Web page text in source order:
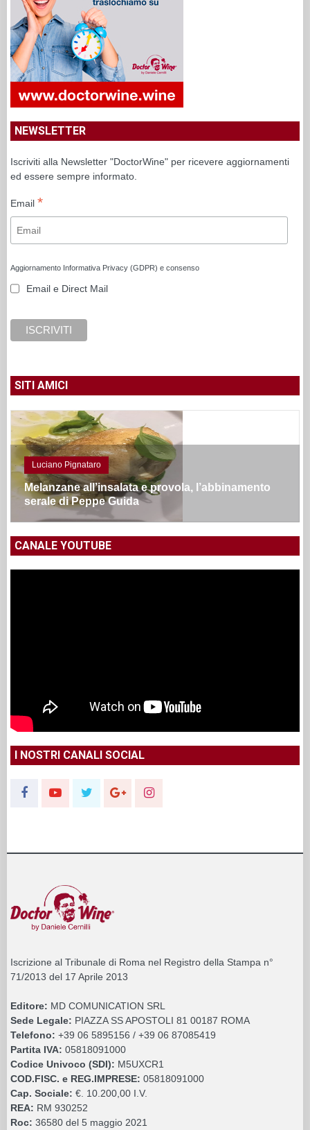
NEWSLETTER
Iscriviti alla Newsletter "DoctorWine" per ricevere aggiornamenti
ed essere sempre informato.
Email *
Aggiornamento Informativa Privacy (GDPR) e consenso
Email e Direct Mail
SITI AMICI
Luciano Pignataro
Melanzane all’insalata e provola, l’abbinamento
serale di Peppe Guida
CANALE YOUTUBE
I NOSTRI CANALI SOCIAL
Iscrizione al Tribunale di Roma nel Registro della Stampa n°
71/2013 del 17 Aprile 2013
Editore: MD COMUNICATION SRL
Sede Legale: PIAZZA SS APOSTOLI 81 00187 ROMA
Telefono: +39 06 5895156 / +39 06 87085419
Partita IVA: 05818091000
Codice Univoco (SDI): M5UXCR1
COD.FISC. e REG.IMPRESE: 05818091000
Cap. Sociale: €. 10.200,00 I.V.
REA: RM 930252
Roc: 36580 del 5 maggio 2021